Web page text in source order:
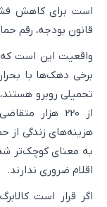
است برای کاهش
قانون بودجه، رقم
واقعیت این است که
برخی دهک‌ها با
تحمیلی روبرو
از 220 هزار
هزینه‌های زندگی از
به معنای کوچک‌تر
اقلام ضروری ندارند.
اگر قرار است